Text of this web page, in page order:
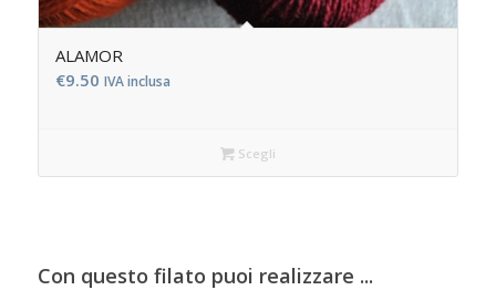
ALAMOR
€9.50 IVA inclusa
Scegli
Con questo filato puoi realizzare ...